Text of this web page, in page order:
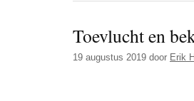
Toevlucht en
19 augustus 2019 door Erik